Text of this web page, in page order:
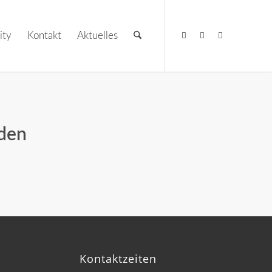
Kontakt Aktuelles
Kontaktzeiten